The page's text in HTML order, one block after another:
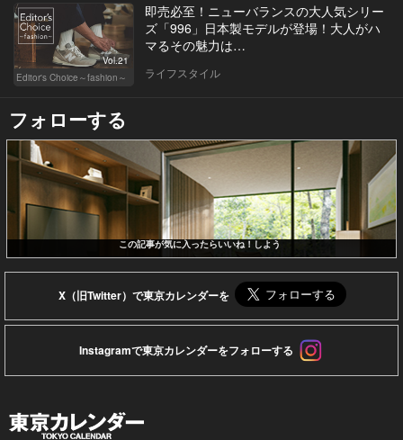
Vol.21
Editor's Choice～fashion～
即売必至！ニューバランスの大人気シリー
ズ「996」日本製モデルが登場！大人がハ
マるその魅力は…
ライフスタイル
フォローする
この記事が気に入ったらいいね！しよう
X（旧Twitter）で東京カレンダーを
Instagramで東京カレンダーをフォローする